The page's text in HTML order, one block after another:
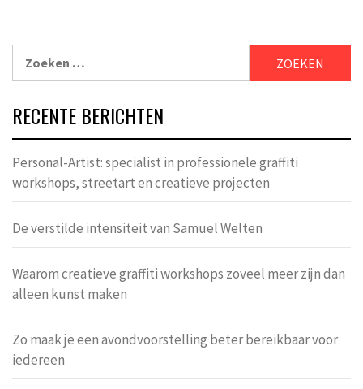
RECENTE BERICHTEN
Personal-Artist: specialist in professionele graffiti
workshops, streetart en creatieve projecten
De verstilde intensiteit van Samuel Welten
Waarom creatieve graffiti workshops zoveel meer zijn dan
alleen kunst maken
Zo maak je een avondvoorstelling beter bereikbaar voor
iedereen